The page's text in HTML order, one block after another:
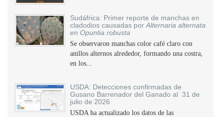
Sudáfrica: Primer reporte de manchas en
cladodios causadas por Alternaria alternata
en Opuntia robusta
Se observaron manchas color café claro con
anillos alternos alrededor, formando una costra,
en los...
USDA: Detecciones confirmadas de
Gusano Barrenador del Ganado al 31 de
julio de 2026
USDA ha actualizado los datos de las